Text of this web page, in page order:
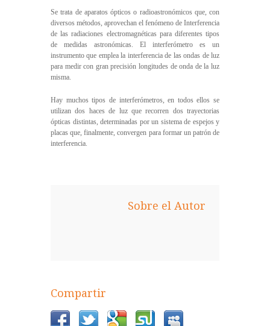
Se trata de aparatos ópticos o radioastronómicos que, con
diversos métodos, aprovechan el fenómeno de Interferencia
de las radiaciones electromagnéticas para diferentes tipos
de medidas astronómicas. El interferómetro es un
instrumento que emplea la interferencia de las ondas de luz
para medir con gran precisión longitudes de onda de la luz
misma.
Hay muchos tipos de interferómetros, en todos ellos se
utilizan dos haces de luz que recorren dos trayectorias
ópticas distintas, determinadas por un sistema de espejos y
placas que, finalmente, convergen para formar un patrón de
interferencia.
Sobre el Autor
Compartir